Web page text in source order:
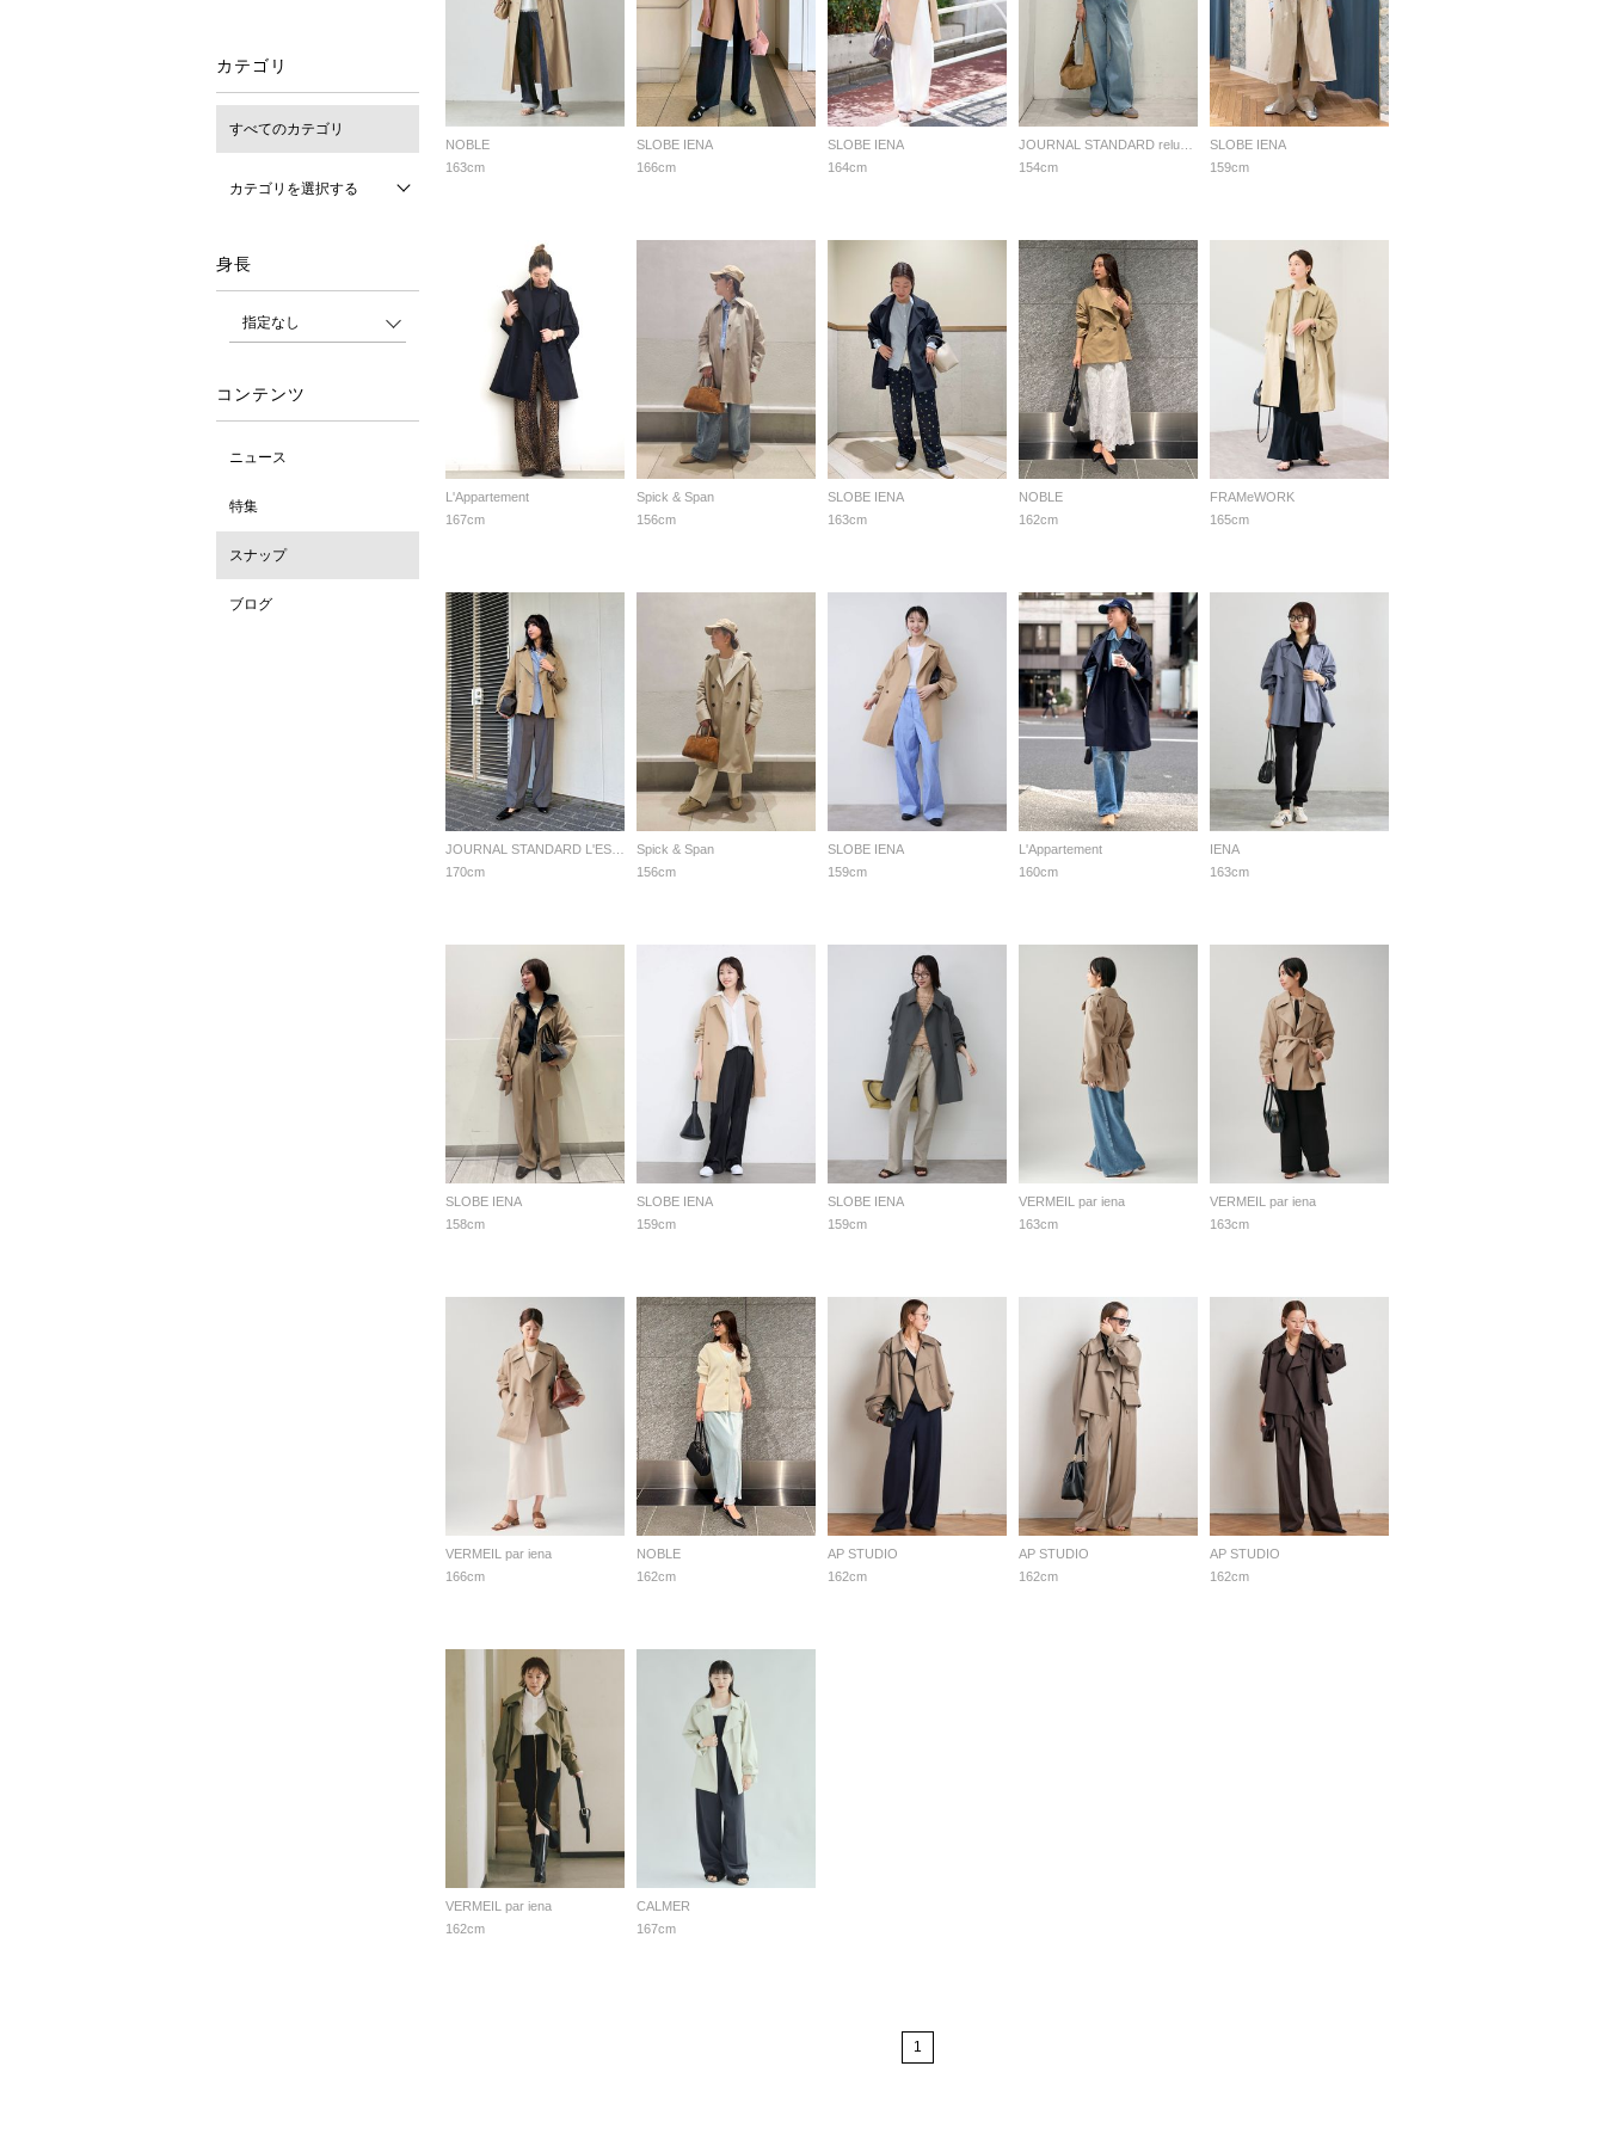
カテゴリ
すべてのカテゴリ
カテゴリを選択する
身長
コンテンツ
ニュース
特集
スナップ
ブログ
NOBLE
163cm
SLOBE IENA
166cm
SLOBE IENA
164cm
154cm
SLOBE IENA
159cm
L'Appartement
167cm
Spick & Span
156cm
SLOBE IENA
163cm
NOBLE
162cm
FRAMeWORK
165cm
170cm
Spick & Span
156cm
SLOBE IENA
159cm
L'Appartement
160cm
IENA
163cm
SLOBE IENA
158cm
SLOBE IENA
159cm
SLOBE IENA
159cm
VERMEIL par iena
163cm
VERMEIL par iena
163cm
VERMEIL par iena
166cm
NOBLE
162cm
AP STUDIO
162cm
AP STUDIO
162cm
AP STUDIO
162cm
VERMEIL par iena
162cm
CALMER
167cm
1